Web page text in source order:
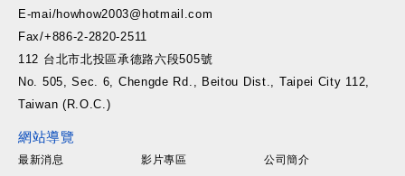
E-mai/howhow2003@hotmail.com
Fax/+886-2-2820-2511
112 台北市北投區承德路六段505號
No. 505, Sec. 6, Chengde Rd., Beitou Dist., Taipei City 112,
Taiwan (R.O.C.)
網站導覽
最新消息 影片專區 公司簡介